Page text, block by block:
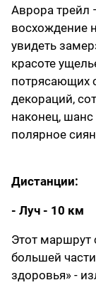
Аврора трейл
восхождение
увидеть
красоте
потрясающих
декораций,
наконец,
полярное
Дистанции:
- Луч - 10 км
Этот маршрут
большей
здоровья» -